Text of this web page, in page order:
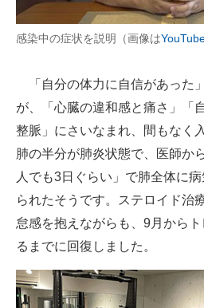
感染中の症状を説明（画像は
「自分の体力に自信があった
が、「心臓の違和感と痛さ」「
整脈」にさいなまれ、間もなく
肺の半分が肺炎状態で、医師か
人でも3日ぐらい」で肺全体に
られたそうです。ステロイド治
怠感を抱えながらも、9月から
るまでに回復しました。